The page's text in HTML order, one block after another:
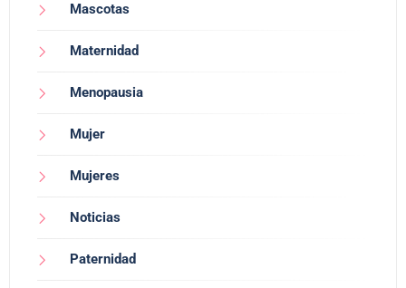
Mascotas
Maternidad
Menopausia
Mujer
Mujeres
Noticias
Paternidad